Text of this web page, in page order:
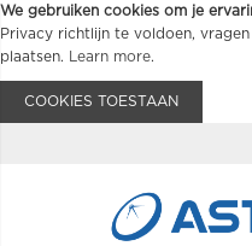
We gebruiken cookies om je
Privacy richtlijn te voldoen,
plaatsen.
Learn more.
COOKIES TOESTAAN